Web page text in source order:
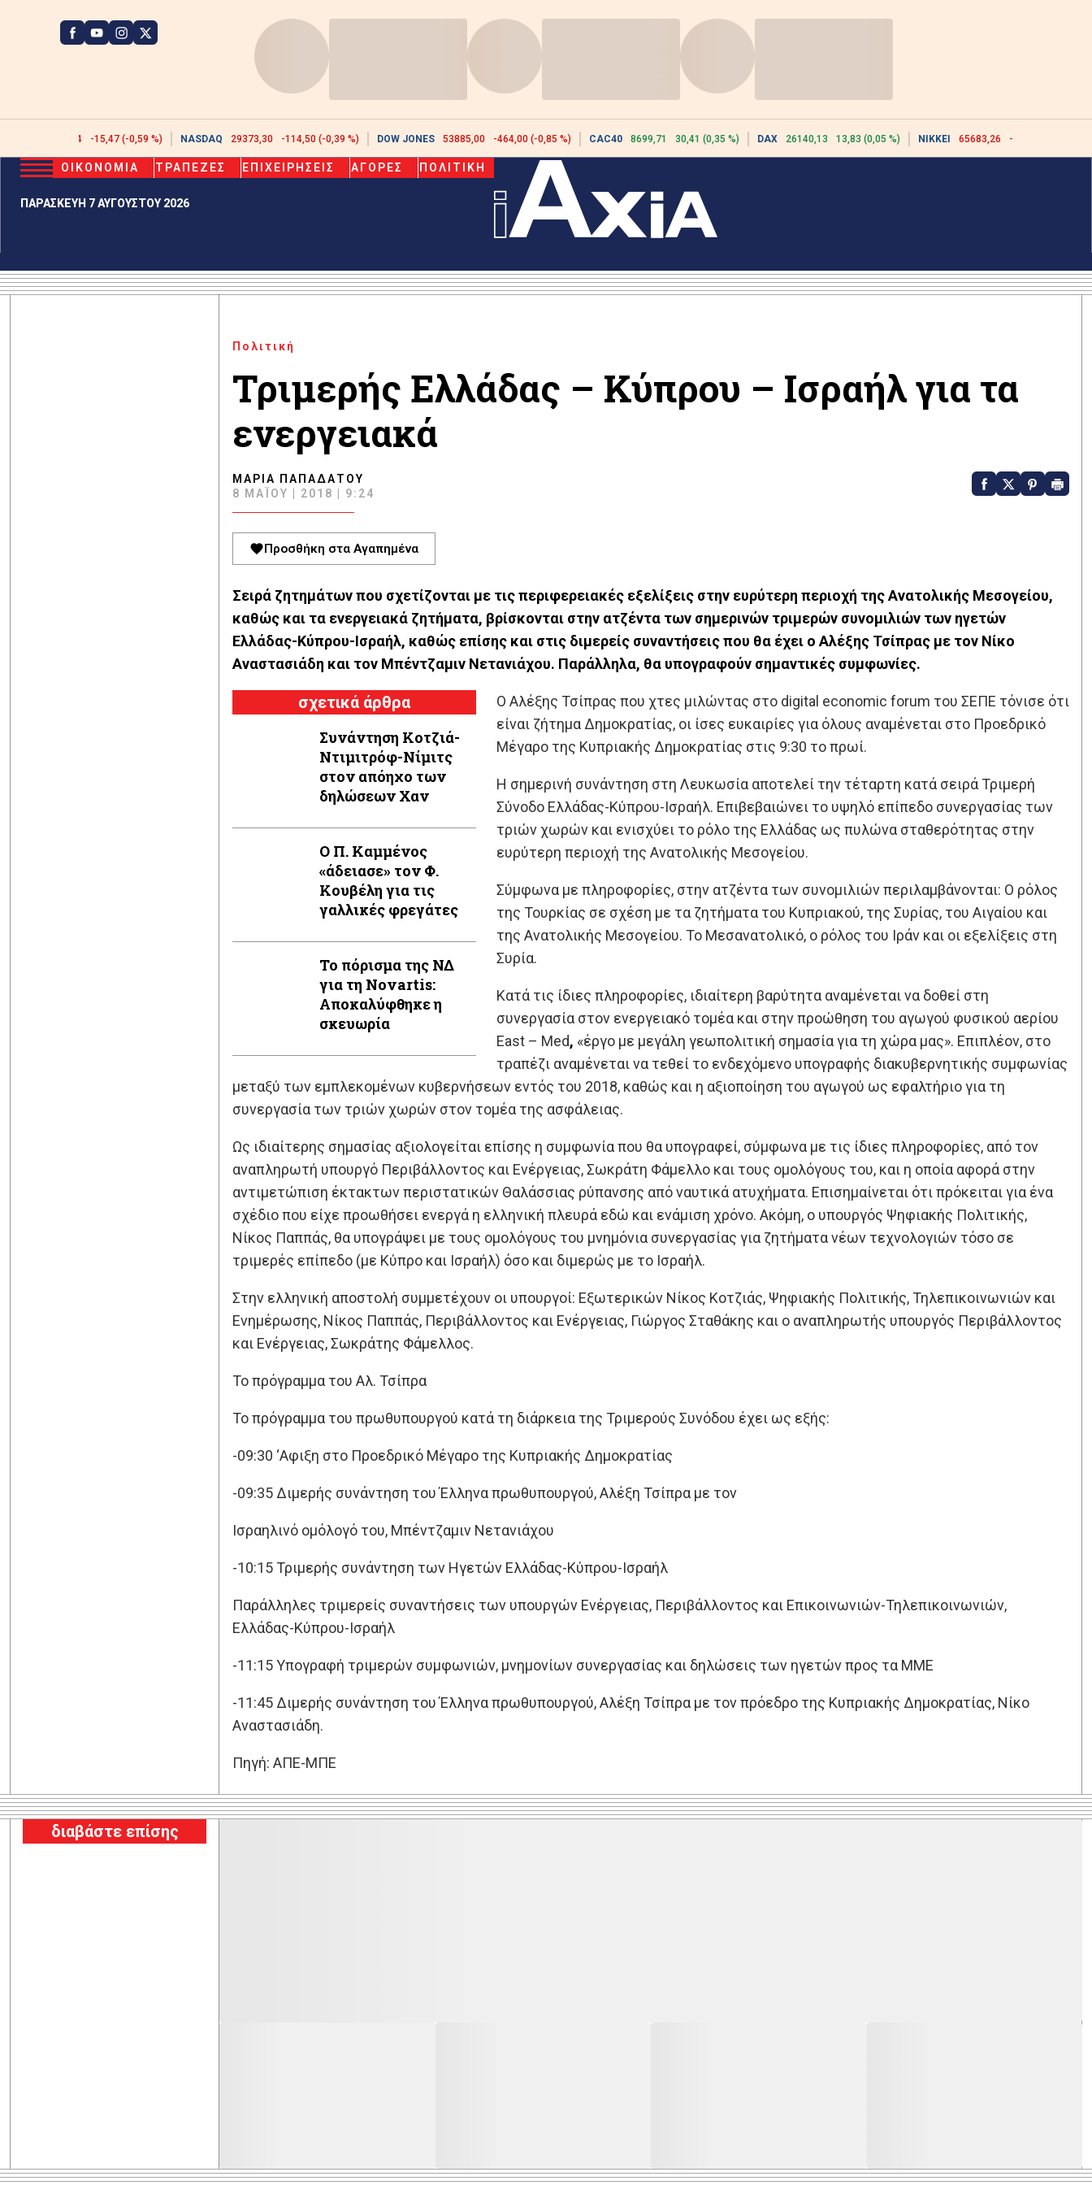
2608,44 -15,47 (-0,59 %) NASDAQ 29373,30 -114,50 (-0,39 %) DOW JONES 53885,00 -464,00 (-0,85 %) CAC40 8699,71 30,41 (0,35 %) DAX 26140,13 13,83 (0,05 %) NIKKEI 65683,26 -617,18 (-0,93 %)
ΠΑΡΑΣΚΕΥΗ 7 ΑΥΓΟΥΣΤΟΥ 2026
ΟΙΚΟΝΟΜΙΑ ΤΡΑΠΕΖΕΣ ΕΠΙΧΕΙΡΗΣΕΙΣ ΑΓΟΡΕΣ ΠΟΛΙΤΙΚΗ
Πολιτική
Τριμερής Ελλάδας – Κύπρου – Ισραήλ για τα
ενεργειακά
ΜΑΡΊΑ ΠΑΠΑΔΆΤΟΥ
8 ΜΑΪ́ΟΥ | 2018 | 9:24
Προσθήκη στα Αγαπημένα
Σειρά ζητημάτων που σχετίζονται με τις περιφερειακές εξελίξεις στην ευρύτερη περιοχή της Ανατολικής Μεσογείου,
καθώς και τα ενεργειακά ζητήματα, βρίσκονται στην ατζέντα των σημερινών τριμερών συνομιλιών των ηγετών
Ελλάδας-Κύπρου-Ισραήλ, καθώς επίσης και στις διμερείς συναντήσεις που θα έχει ο Αλέξης Τσίπρας με τον Νίκο
Αναστασιάδη και τον Μπέντζαμιν Νετανιάχου. Παράλληλα, θα υπογραφούν σημαντικές συμφωνίες.
σχετικά άρθρα
Συνάντηση Κοτζιά-
Ντιμιτρόφ-Νίμιτς
στον απόηχο των
δηλώσεων Χαν
Ο Π. Καμμένος
«άδειασε» τον Φ.
Κουβέλη για τις
γαλλικές φρεγάτες
Το πόρισμα της ΝΔ
για τη Novartis:
Αποκαλύφθηκε η
σκευωρία
Ο Αλέξης Τσίπρας που χτες μιλώντας στο digital economic forum του ΣΕΠΕ τόνισε ότι
είναι ζήτημα Δημοκρατίας, οι ίσες ευκαιρίες για όλους αναμένεται στο Προεδρικό
Μέγαρο της Κυπριακής Δημοκρατίας στις 9:30 το πρωί.
Η σημερινή συνάντηση στη Λευκωσία αποτελεί την τέταρτη κατά σειρά Τριμερή
Σύνοδο Ελλάδας-Κύπρου-Ισραήλ. Επιβεβαιώνει το υψηλό επίπεδο συνεργασίας των
τριών χωρών και ενισχύει το ρόλο της Ελλάδας ως πυλώνα σταθερότητας στην
ευρύτερη περιοχή της Ανατολικής Μεσογείου.
Σύμφωνα με πληροφορίες, στην ατζέντα των συνομιλιών περιλαμβάνονται: Ο ρόλος
της Τουρκίας σε σχέση με τα ζητήματα του Κυπριακού, της Συρίας, του Αιγαίου και
της Ανατολικής Μεσογείου. Το Μεσανατολικό, ο ρόλος του Ιράν και οι εξελίξεις στη
Συρία.
Κατά τις ίδιες πληροφορίες, ιδιαίτερη βαρύτητα αναμένεται να δοθεί στη
συνεργασία στον ενεργειακό τομέα και στην προώθηση του αγωγού φυσικού αερίου
East – Med, «έργο με μεγάλη γεωπολιτική σημασία για τη χώρα μας». Επιπλέον, στο
τραπέζι αναμένεται να τεθεί το ενδεχόμενο υπογραφής διακυβερνητικής συμφωνίας
μεταξύ των εμπλεκομένων κυβερνήσεων εντός του 2018, καθώς και η αξιοποίηση του αγωγού ως εφαλτήριο για τη
συνεργασία των τριών χωρών στον τομέα της ασφάλειας.
Ως ιδιαίτερης σημασίας αξιολογείται επίσης η συμφωνία που θα υπογραφεί, σύμφωνα με τις ίδιες πληροφορίες, από τον
αναπληρωτή υπουργό Περιβάλλοντος και Ενέργειας, Σωκράτη Φάμελλο και τους ομολόγους του, και η οποία αφορά στην
αντιμετώπιση έκτακτων περιστατικών Θαλάσσιας ρύπανσης από ναυτικά ατυχήματα. Επισημαίνεται ότι πρόκειται για ένα
σχέδιο που είχε προωθήσει ενεργά η ελληνική πλευρά εδώ και ενάμιση χρόνο. Ακόμη, ο υπουργός Ψηφιακής Πολιτικής,
Νίκος Παππάς, θα υπογράψει με τους ομολόγους του μνημόνια συνεργασίας για ζητήματα νέων τεχνολογιών τόσο σε
τριμερές επίπεδο (με Κύπρο και Ισραήλ) όσο και διμερώς με το Ισραήλ.
Στην ελληνική αποστολή συμμετέχουν οι υπουργοί: Εξωτερικών Νίκος Κοτζιάς, Ψηφιακής Πολιτικής, Τηλεπικοινωνιών και
Ενημέρωσης, Νίκος Παππάς, Περιβάλλοντος και Ενέργειας, Γιώργος Σταθάκης και ο αναπληρωτής υπουργός Περιβάλλοντος
και Ενέργειας, Σωκράτης Φάμελλος.
Το πρόγραμμα του Αλ. Τσίπρα
Το πρόγραμμα του πρωθυπουργού κατά τη διάρκεια της Τριμερούς Συνόδου έχει ως εξής:
-09:30 ‘Αφιξη στο Προεδρικό Μέγαρο της Κυπριακής Δημοκρατίας
-09:35 Διμερής συνάντηση του Έλληνα πρωθυπουργού, Αλέξη Τσίπρα με τον
Ισραηλινό ομόλογό του, Μπέντζαμιν Νετανιάχου
-10:15 Τριμερής συνάντηση των Ηγετών Ελλάδας-Κύπρου-Ισραήλ
Παράλληλες τριμερείς συναντήσεις των υπουργών Ενέργειας, Περιβάλλοντος και Επικοινωνιών-Τηλεπικοινωνιών,
Ελλάδας-Κύπρου-Ισραήλ
-11:15 Υπογραφή τριμερών συμφωνιών, μνημονίων συνεργασίας και δηλώσεις των ηγετών προς τα ΜΜΕ
-11:45 Διμερής συνάντηση του Έλληνα πρωθυπουργού, Αλέξη Τσίπρα με τον πρόεδρο της Κυπριακής Δημοκρατίας, Νίκο
Αναστασιάδη.
Πηγή: ΑΠΕ-ΜΠΕ
διαβάστε επίσης